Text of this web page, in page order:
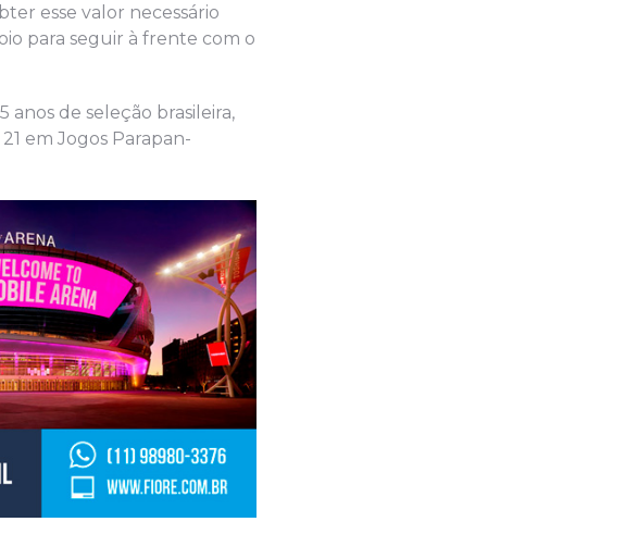
esse valor necessário
para seguir à frente com o
anos de seleção brasileira,
em Jogos Parapan-